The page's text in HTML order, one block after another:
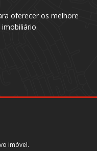
oferecer os melhore
imóvel.